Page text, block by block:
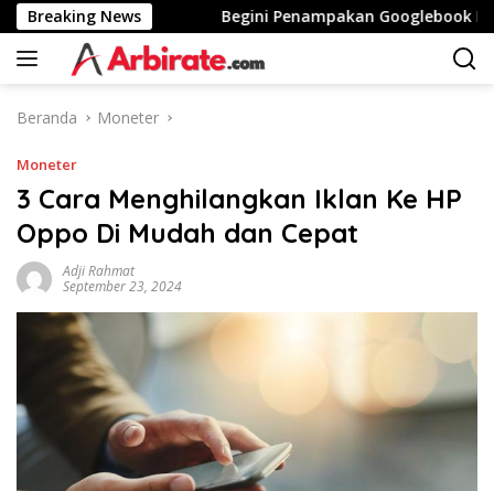
Langsung
ke
konten
Breaking News
Stunting Begini Penampakan Googlebook Bikinan
Beranda Moneter
Moneter
3 Cara Menghilangkan Iklan Ke HP
Oppo Di Mudah dan Cepat
Adji Rahmat
September 23, 2024